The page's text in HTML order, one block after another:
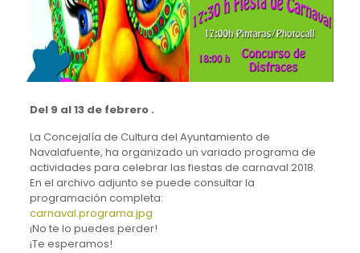
Del 9 al 13 de febrero .
La Concejalía de Cultura del Ayuntamiento de
Navalafuente, ha organizado un variado programa de
actividades para celebrar las fiestas de carnaval 2018.
En el archivo adjunto se puede consultar la
programación completa:
carnaval.programa.jpg
¡No te lo puedes perder!
¡Te esperamos!